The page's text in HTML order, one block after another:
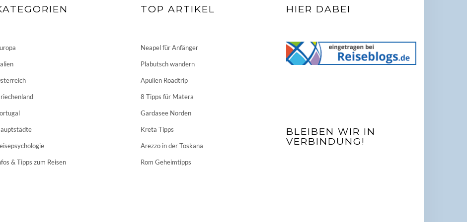
& Tipps zum Reisen
TOP ARTIKEL
Neapel für Anfänger
Plabutsch wandern
Apulien Roadtrip
8 Tipps für Matera
Gardasee Norden
Kreta Tipps
Arezzo in der Toskana
Rom Geheimtipps
HIER DABEI
BLEIBEN WIR IN
VERBINDUNG!